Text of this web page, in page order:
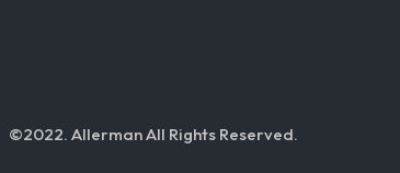
©2022. Allerman All Rights Reserved.